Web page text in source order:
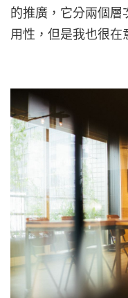
的推廣，它分兩個層
用性，但是我也很在